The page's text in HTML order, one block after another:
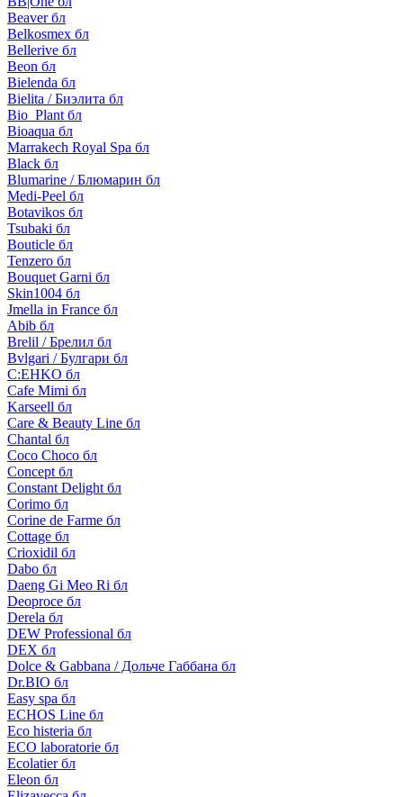
Beaver бл
Belkosmex бл
Bellerive бл
Beon бл
Bielenda бл
Bielita / Биэлита бл
Bio_Plant бл
Bioaqua бл
Marrakech Royal Spa бл
Black бл
Blumarine / Блюмарин бл
Medi-Peel бл
Botavikos бл
Tsubaki бл
Bouticle бл
Tenzero бл
Bouquet Garni бл
Skin1004 бл
Jmella in France бл
Abib бл
Brelil / Брелил бл
Bvlgari / Булгари бл
C:EHKO бл
Cafe Mimi бл
Karseell бл
Care & Beauty Line бл
Chantal бл
Coco Choco бл
Concept бл
Constant Delight бл
Corimo бл
Corine de Farme бл
Cottage бл
Crioxidil бл
Dabo бл
Daeng Gi Meo Ri бл
Deoproce бл
Derela бл
DEW Professional бл
DEX бл
Dolce & Gabbana / Дольче Габбана бл
Dr.BIO бл
Easy spa бл
ECHOS Line бл
Eco histeria бл
ECO laboratorie бл
Ecolatier бл
Eleon бл